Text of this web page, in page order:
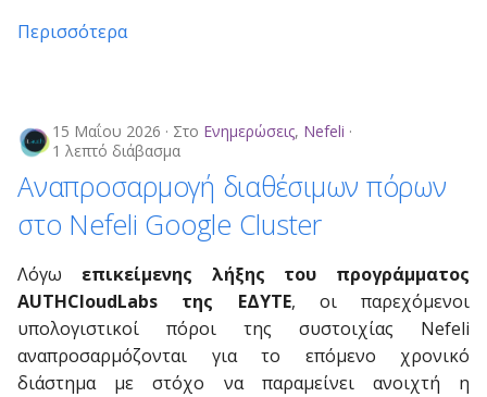
Περισσότερα
15 Μαΐου 2026 Στο Ενημερώσεις, Nefeli
1 λεπτό διάβασμα
Αναπροσαρμογή διαθέσιμων πόρων
στο Nefeli Google Cluster
Λόγω επικείμενης λήξης του προγράμματος
AUTHCloudLabs της ΕΔΥΤΕ, οι παρεχόμενοι
υπολογιστικοί πόροι της συστοιχίας Nefeli
αναπροσαρμόζονται για το επόμενο χρονικό
διάστημα με στόχο να παραμείνει ανοιχτή η